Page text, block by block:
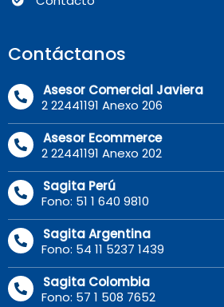
Contáctanos
Asesor Comercial Javiera
2 22441191 Anexo 206
Asesor Ecommerce
2 22441191 Anexo 202
Sagita Perú
Fono: 51 1 640 9810
Sagita Argentina
Fono: 54 11 5237 1439
Sagita Colombia
Fono: 57 1 508 7652